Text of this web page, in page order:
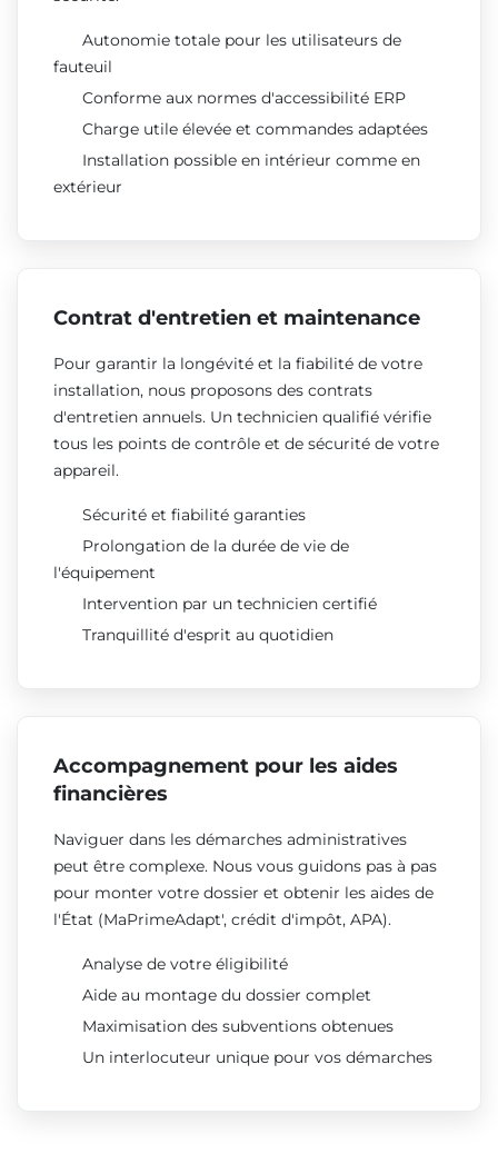
Autonomie totale pour les utilisateurs de
fauteuil
Conforme aux normes d'accessibilité ERP
Charge utile élevée et commandes adaptées
Installation possible en intérieur comme en
extérieur
Contrat d'entretien et maintenance
Pour garantir la longévité et la fiabilité de votre
installation, nous proposons des contrats
d'entretien annuels. Un technicien qualifié vérifie
tous les points de contrôle et de sécurité de votre
appareil.
Sécurité et fiabilité garanties
Prolongation de la durée de vie de
l'équipement
Intervention par un technicien certifié
Tranquillité d'esprit au quotidien
Accompagnement pour les aides
financières
Naviguer dans les démarches administratives
peut être complexe. Nous vous guidons pas à pas
pour monter votre dossier et obtenir les aides de
l'État (MaPrimeAdapt', crédit d'impôt, APA).
Analyse de votre éligibilité
Aide au montage du dossier complet
Maximisation des subventions obtenues
Un interlocuteur unique pour vos démarches